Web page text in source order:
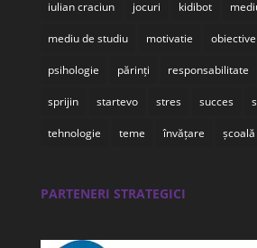
iulian craciun jocuri kidibot
mediu de studiu motivatie obiective
psihologie părinți responsabilitate
sprijin startevo stres succes
tehnologie teme învățare școală
PARTENERI STRATEGICI